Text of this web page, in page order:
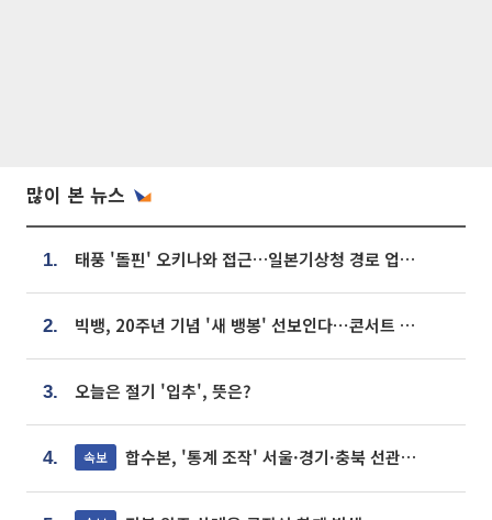
많이 본 뉴스
1. 태풍 '돌핀' 오키나와 접근…일본기상청 경로 업데이트
2. 빅뱅, 20주년 기념 '새 뱅봉' 선보인다⋯콘서트 앞두고 팝업 개최
3. 오늘은 절기 '입추', 뜻은?
4. 속보 합수본, '통계 조작' 서울·경기·충북 선관위 등 추가 압수수색